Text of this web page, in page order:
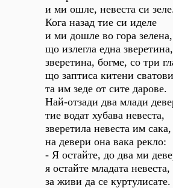
и ми ошле, невеста си
Кога назад тие си иделе
и ми дошле во гора зелена,
що излегла една зверетина,
зверетина, богме, со три
що заптиса китени
та им зеде от сите дарове.
Най-отзади два млади
тие водат хубава невеста,
зверетила невеста им сака,
на девери она вака рекло:
- Я остайте, до два ми
я остайте младата невеста,
за живи да се куртулисате.